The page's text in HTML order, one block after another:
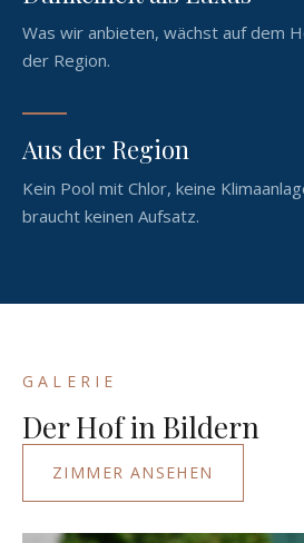
Was wir anbieten, wächst auf dem
der Region.
Aus der Region
Kein Pool mit Chlor, keine
braucht keinen Aufsatz.
GALERIE
Der Hof in Bildern
ZIMMER ANSEHEN